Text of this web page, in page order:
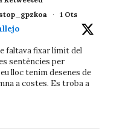
· 1 Ots
faltava fixar límit del
sentències per
lloc tenim desenes de
a costes. Es troba a